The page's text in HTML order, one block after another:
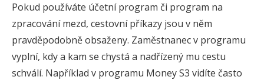
Pokud používáte účetní program či program na
zpracování mezd, cestovní příkazy jsou v něm
pravděpodobně obsaženy. Zaměstnanec v programu
vyplní, kdy a kam se chystá a nadřízený mu cestu
schválí. Například v programu Money S3 vidíte často